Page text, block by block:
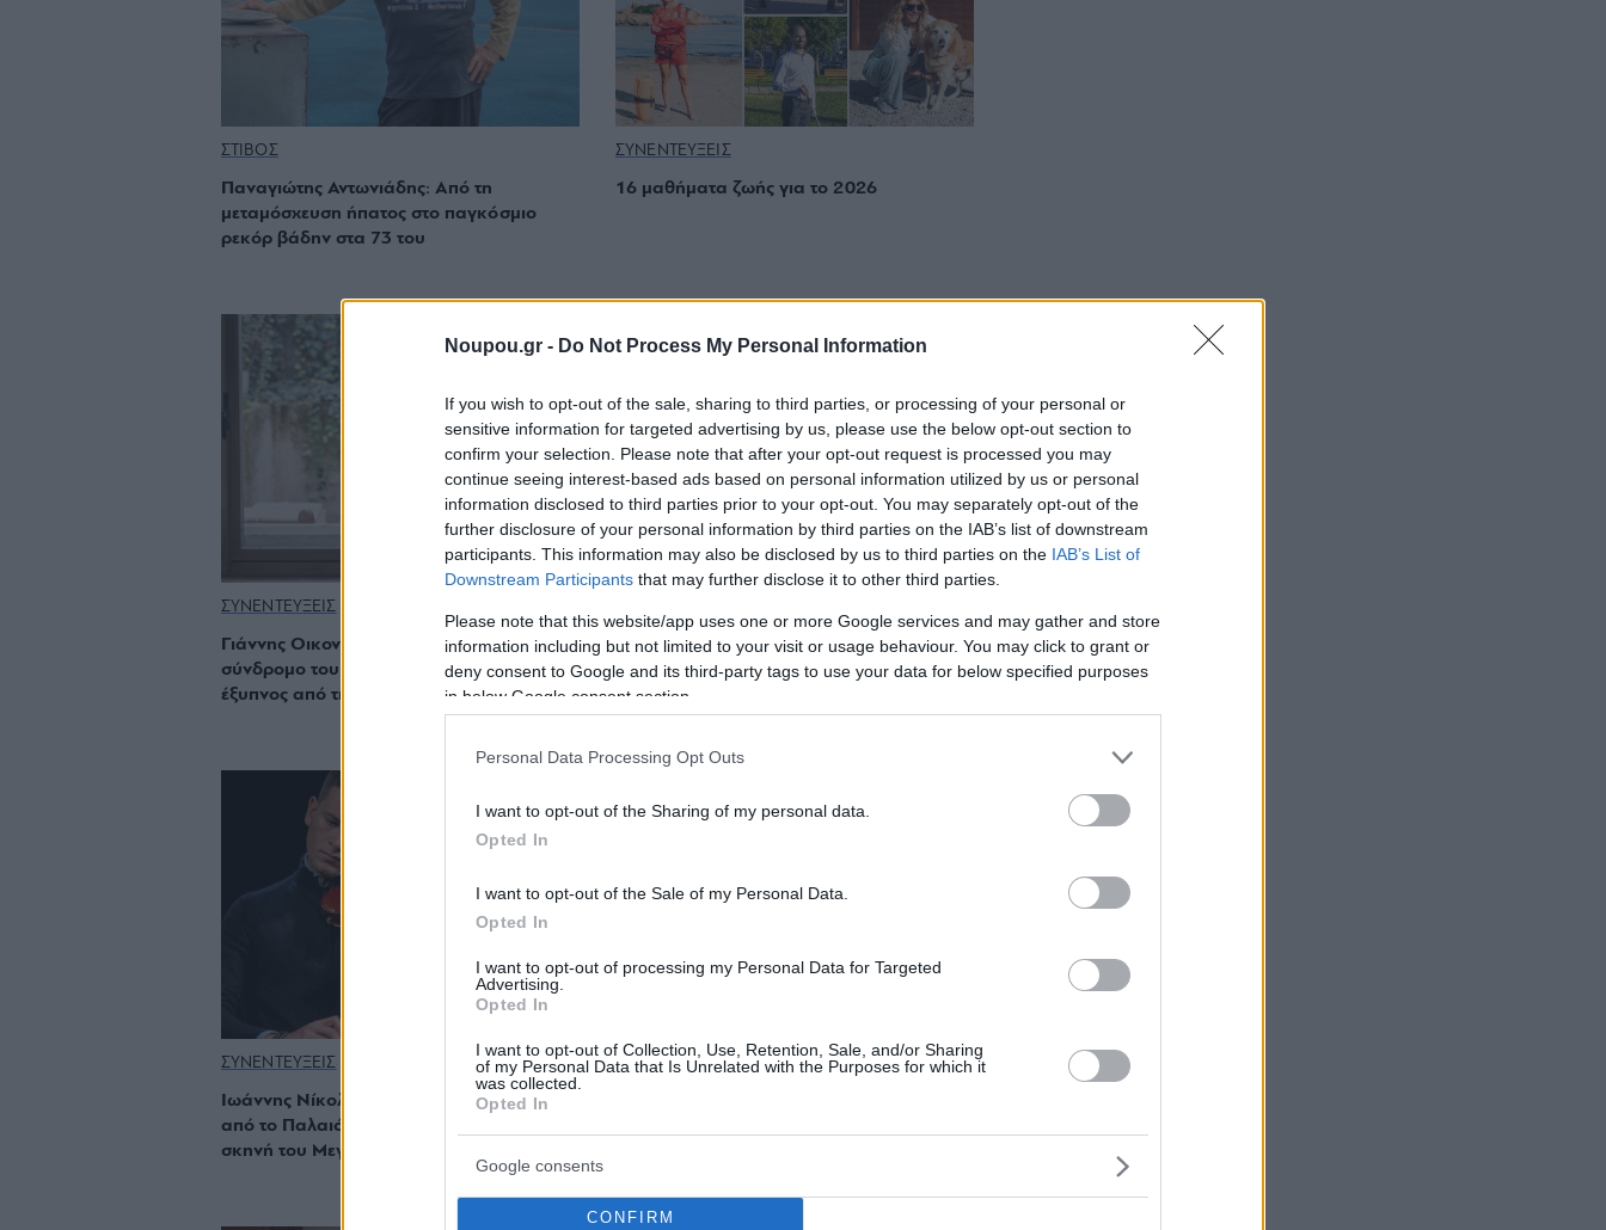
Noupou.gr - Do Not Process My Personal Information
If you wish to opt-out of the sale, sharing to third parties, or processing of your personal or
sensitive information for targeted advertising by us, please use the below opt-out section to
confirm your selection. Please note that after your opt-out request is processed you may
continue seeing interest-based ads based on personal information utilized by us or personal
information disclosed to third parties prior to your opt-out. You may separately opt-out of the
further disclosure of your personal information by third parties on the IAB’s list of downstream
participants. This information may also be disclosed by us to third parties on the IAB’s List of
Downstream Participants that may further disclose it to other third parties.
Please note that this website/app uses one or more Google services and may gather and store
information including but not limited to your visit or usage behaviour. You may click to grant or
deny consent to Google and its third-party tags to use your data for below specified purposes
in below Google consent section.
Personal Data Processing Opt Outs
I want to opt-out of the Sharing of my personal data.
Opted In
I want to opt-out of the Sale of my Personal Data.
Opted In
I want to opt-out of processing my Personal Data for Targeted
Advertising.
Opted In
I want to opt-out of Collection, Use, Retention, Sale, and/or Sharing
of my Personal Data that Is Unrelated with the Purposes for which it
was collected.
Opted In
Google consents
CONFIRM
ΣΤΙΒΟΣ
Παναγιώτης Αντωνιάδης: Από τη
μεταμόσχευση ήπατος στο παγκόσμιο
ρεκόρ βάδην στα 73 του
ΣΥΝΕΝΤΕΥΞΕΙΣ
16 μαθήματα ζωής για το 2026
ΣΥΝΕΝΤΕΥΞΕΙΣ
Γιάννης Οικονομίδης: «Υπάρχει το
σύνδρομο του θεατή που νιώθει πιο
έξυπνος από την ταινία»
Πάρις: Το ροκ στόρι πίσω από το καλύτερο
σουβλάκι στον Άλιμο
ΣΥΝΕΝΤΕΥΞΕΙΣ
Ιωάννης Νίκολης: Ο 23χρονος βιολονίστας
από το Παλαιό Φάληρο που ανεβαίνει στη
σκηνή του Μεγάρου Μουσικής
ΜΠΑΣΚΕΤ